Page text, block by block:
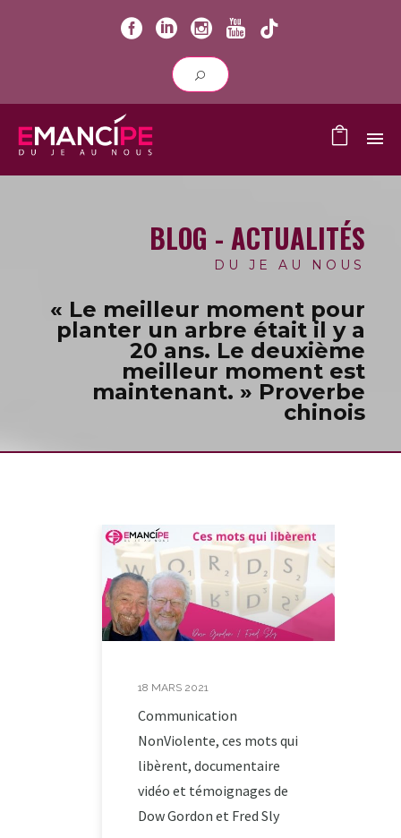
BLOG - ACTUALITÉS
DU JE AU NOUS
« Le meilleur moment pour
planter un arbre était il y a
20 ans. Le deuxième
meilleur moment est
maintenant. » Proverbe
chinois
18 MARS 2021
Communication
NonViolente, ces mots qui
libèrent, documentaire
vidéo et témoignages de
Dow Gordon et Fred Sly